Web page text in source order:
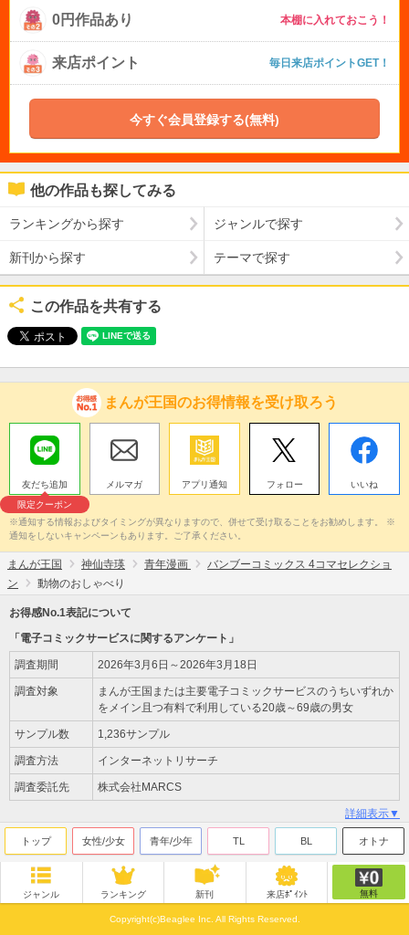
0円作品あり 本棚に入れておこう！
来店ポイント 毎日来店ポイントGET！
今すぐ会員登録する(無料)
他の作品も探してみる
ランキングから探す ジャンルで探す
新刊から探す テーマで探す
この作品を共有する
まんが王国のお得情報を受け取ろう
友だち追加
限定クーポン
メルマガ アプリ通知 フォロー いいね
※通知する情報およびタイミングが異なりますので、併せて受け取ることをお勧めします。 ※
通知をしないキャンペーンもあります。ご了承ください。
まんが王国 神仙寺瑛 青年漫画
バンブーコミックス 4コマセレクショ
ン
動物のおしゃべり
お得感No.1表記について
「電子コミックサービスに関するアンケート」
調査期間 2026年3月6日～2026年3月18日
調査対象
まんが王国または主要電子コミックサービスのうちいずれか
をメイン且つ有料で利用している20歳～69歳の男女
サンプル数 1,236サンプル
調査方法 インターネットリサーチ
調査委託先 株式会社MARCS
詳細表示▼
トップ 女性/少女 青年/少年 TL BL オトナ
ジャンル ランキング 新刊 来店ﾎﾟｲﾝﾄ 無料
Copyright(c)Beaglee Inc. All Rights Reserved.